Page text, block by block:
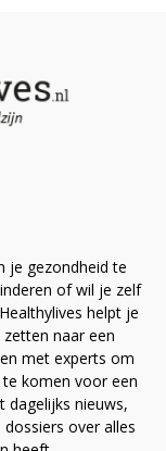
je gezondheid te
of wil je zelf
helpt je
naar een
met experts om
komen voor een
dagelijks nieuws,
over alles